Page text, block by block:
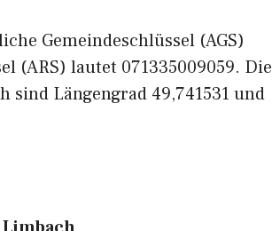
Gemeindeschlüssel (AGS)
(ARS) lautet 071335009059. Die
Längengrad 49,741531 und